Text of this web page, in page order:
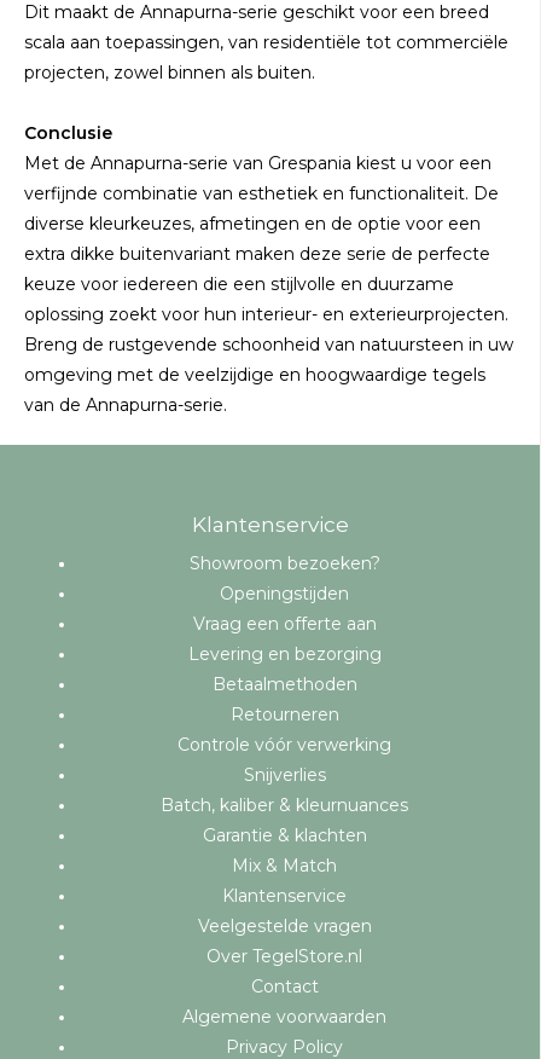
Dit maakt de Annapurna-serie geschikt voor een breed
scala aan toepassingen, van residentiële tot commerciële
projecten, zowel binnen als buiten.
Conclusie
Met de Annapurna-serie van Grespania kiest u voor een
verfijnde combinatie van esthetiek en functionaliteit. De
diverse kleurkeuzes, afmetingen en de optie voor een
extra dikke buitenvariant maken deze serie de perfecte
keuze voor iedereen die een stijlvolle en duurzame
oplossing zoekt voor hun interieur- en exterieurprojecten.
Breng de rustgevende schoonheid van natuursteen in uw
omgeving met de veelzijdige en hoogwaardige tegels
van de Annapurna-serie.
Klantenservice
Showroom bezoeken?
Openingstijden
Vraag een offerte aan
Levering en bezorging
Betaalmethoden
Retourneren
Controle vóór verwerking
Snijverlies
Batch, kaliber & kleurnuances
Garantie & klachten
Mix & Match
Klantenservice
Veelgestelde vragen
Over TegelStore.nl
Contact
Algemene voorwaarden
Privacy Policy